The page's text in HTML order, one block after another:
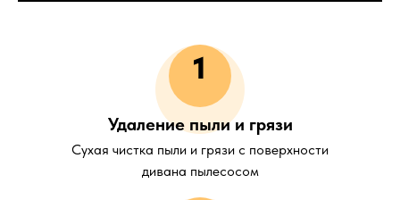
1
Удаление пыли и грязи
Сухая чистка пыли и грязи с поверхности
дивана пылесосом